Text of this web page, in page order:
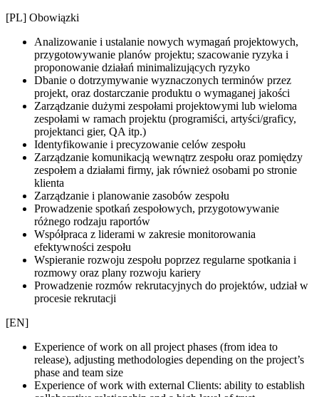
[PL] Obowiązki
Analizowanie i ustalanie nowych wymagań projektowych,
przygotowywanie planów projektu; szacowanie ryzyka i
proponowanie działań minimalizujących ryzyko
Dbanie o dotrzymywanie wyznaczonych terminów przez
projekt, oraz dostarczanie produktu o wymaganej jakości
Zarządzanie dużymi zespołami projektowymi lub wieloma
zespołami w ramach projektu (programiści, artyści/graficy,
projektanci gier, QA itp.)
Identyfikowanie i precyzowanie celów zespołu
Zarządzanie komunikacją wewnątrz zespołu oraz pomiędzy
zespołem a działami firmy, jak również osobami po stronie
klienta
Zarządzanie i planowanie zasobów zespołu
Prowadzenie spotkań zespołowych, przygotowywanie
różnego rodzaju raportów
Współpraca z liderami w zakresie monitorowania
efektywności zespołu
Wspieranie rozwoju zespołu poprzez regularne spotkania i
rozmowy oraz plany rozwoju kariery
Prowadzenie rozmów rekrutacyjnych do projektów, udział w
procesie rekrutacji
[EN]
Experience of work on all project phases (from idea to
release), adjusting methodologies depending on the project’s
phase and team size
Experience of work with external Clients: ability to establish